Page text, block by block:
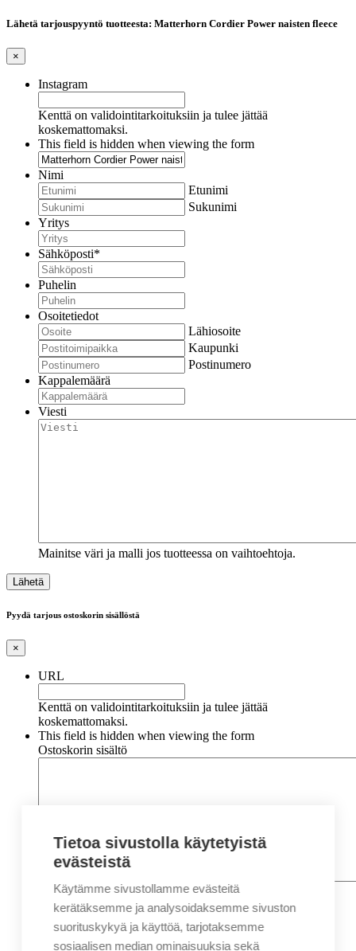
Lähetä tarjouspyyntö tuotteesta: Matterhorn Cordier Power naisten fleece
×
Instagram
Kenttä on validointitarkoituksiin ja tulee jättää
koskemattomaksi.
This field is hidden when viewing the form
Nimi
Etunimi
Sukunimi
Yritys
Sähköposti*
Puhelin
Osoitetiedot
Lähiosoite
Kaupunki
Postinumero
Kappalemäärä
Viesti
Mainitse väri ja malli jos tuotteessa on vaihtoehtoja.
Pyydä tarjous ostoskorin sisällöstä
×
URL
Kenttä on validointitarkoituksiin ja tulee jättää
koskemattomaksi.
This field is hidden when viewing the form
Ostoskorin sisältö
Nimi*
Etunimi
Sukunimi
Tietoa sivustolla käytetyistä
evästeistä
Käytämme sivustollamme evästeitä
kerätäksemme ja analysoidaksemme sivuston
suorituskykyä ja käyttöä, tarjotaksemme
sosiaalisen median ominaisuuksia sekä